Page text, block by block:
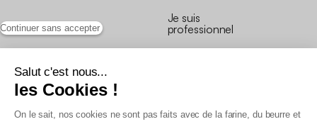
Continuer sans accepter
Salut c'est nous...
les Cookies !
On le sait, nos cookies ne sont pas faits avec de la farine, du beurre et
Je suis
professionnel
Conditions générales de vente